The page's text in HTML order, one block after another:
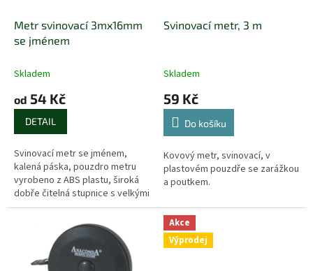
Metr svinovací 3mx16mm
se jménem
Skladem
od 54 Kč
DETAIL
Svinovací metr se jménem,
kalená páska, pouzdro metru
vyrobeno z ABS plastu, široká
dobře čitelná stupnice s velkými
čísly, poutko, klip na opasek.
Svinovací metr, 3 m
Skladem
59 Kč
Do košíku
Kovový metr, svinovací, v
plastovém pouzdře se zarážkou
a poutkem.
Akce
Výprodej